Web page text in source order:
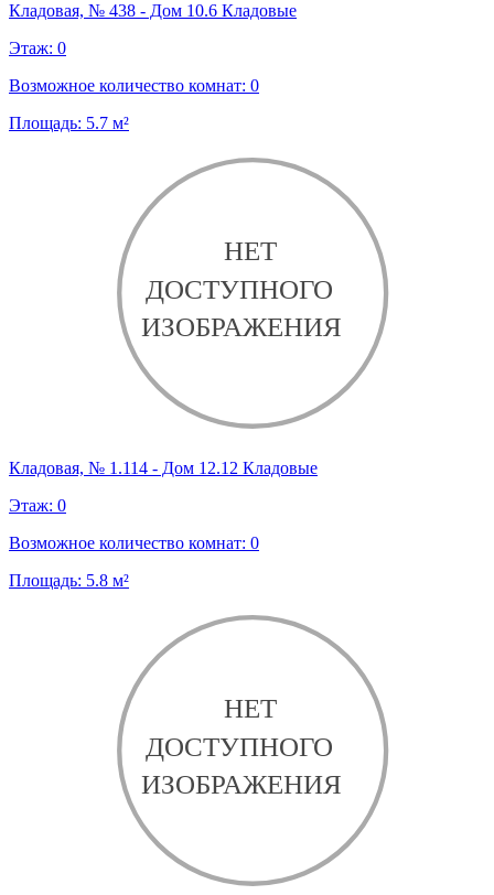
Кладовая, № 438 - Дом 10.6 Кладовые
Этаж: 0
Возможное количество комнат: 0
Площадь: 5.7 м²
Кладовая, № 1.114 - Дом 12.12 Кладовые
Этаж: 0
Возможное количество комнат: 0
Площадь: 5.8 м²